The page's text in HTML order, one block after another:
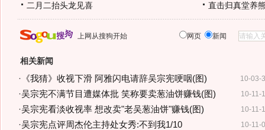
二月二抬头龙见喜 直击归真堂养
上网从搜狗开始 网页 新闻
相关新闻
10-03-
· 《我猜》收视下滑 阿雅闪电请辞吴宗宪哽咽(图)
10-11-
·吴宗宪不满节目遭媒体批 笑称要卖葱油饼赚钱(图)
10-11-
·吴宗宪看淡收视率 想改卖"老吴葱油饼"赚钱(图)
10-11-
·吴宗宪点评周杰伦主持处女秀:不到我1/10